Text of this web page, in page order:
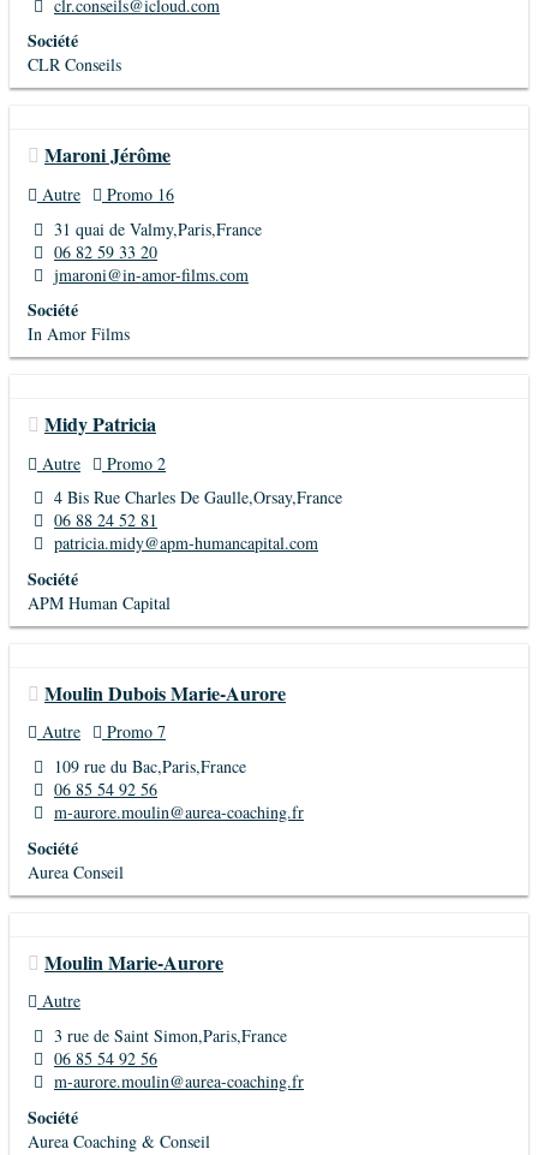
clr.conseils@icloud.com
Société
CLR Conseils
Maroni Jérôme
Autre
Promo 16
31 quai de Valmy,Paris,France
06 82 59 33 20
jmaroni@in-amor-films.com
Société
In Amor Films
Midy Patricia
Autre
Promo 2
4 Bis Rue Charles De Gaulle,Orsay,France
06 88 24 52 81
patricia.midy@apm-humancapital.com
Société
APM Human Capital
Moulin Dubois Marie-Aurore
Autre
Promo 7
109 rue du Bac,Paris,France
06 85 54 92 56
m-aurore.moulin@aurea-coaching.fr
Société
Aurea Conseil
Moulin Marie-Aurore
Autre
3 rue de Saint Simon,Paris,France
06 85 54 92 56
m-aurore.moulin@aurea-coaching.fr
Société
Aurea Coaching & Conseil